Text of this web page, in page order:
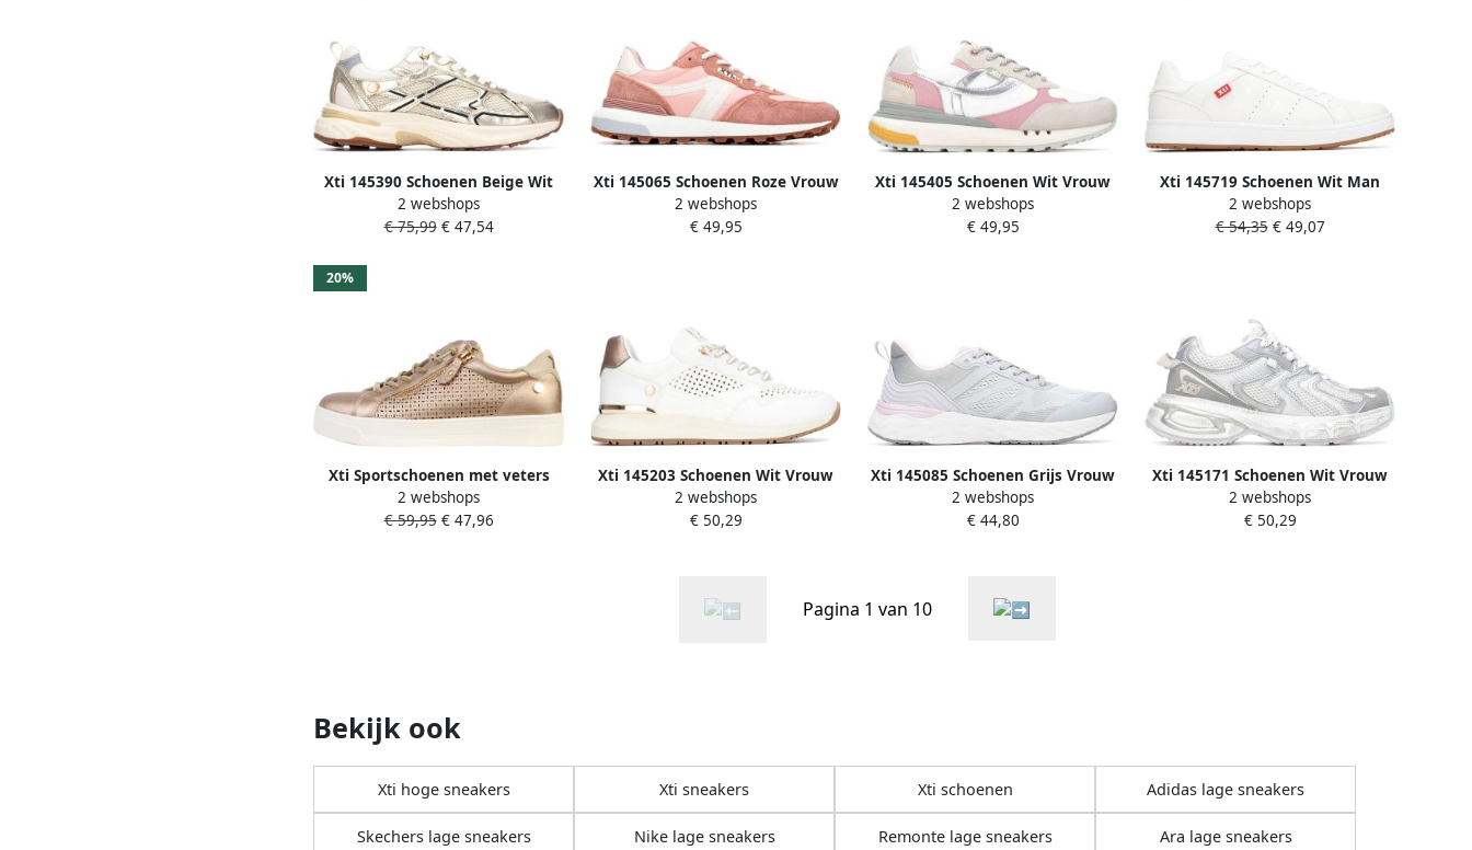
Xti 145390 Schoenen Beige Wit
Vrouw
2 webshops
€ 75,99€ 47,54
Xti 145065 Schoenen Roze Vrouw
2 webshops
€ 49,95
Xti 145405 Schoenen Wit Vrouw
2 webshops
€ 49,95
Xti 145719 Schoenen Wit Man
2 webshops
€ 54,35€ 49,07
20%
Xti Sportschoenen met veters
2 webshops
€ 59,95€ 47,96
Xti 145203 Schoenen Wit Vrouw
2 webshops
€ 50,29
Xti 145085 Schoenen Grijs Vrouw
2 webshops
€ 44,80
Xti 145171 Schoenen Wit Vrouw
2 webshops
€ 50,29
Pagina 1 van 10
Bekijk ook
Xti hoge sneakers Xti sneakers Xti schoenen Adidas lage sneakers
Skechers lage sneakers Nike lage sneakers Remonte lage sneakers Ara lage sneakers